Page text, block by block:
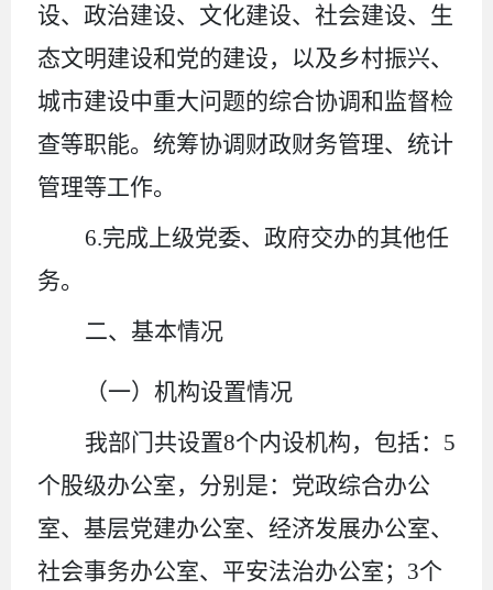
设、政治建设、文化建设、社会建设、生
态文明建设和党的建设，以及乡村振兴、
城市建设中重大问题的综合协调和监督检
查等职能。统筹协调财政财务管理、统计
管理等工作。
6.完成上级党委、政府交办的其他任
务。
二、 基本情况
（一）机构设置情况
我部门共设置8个内设机构，包括： 5
个股级办公室，分别是：党政综合办公
室、基层党建办公室、经济发展办公室、
社会事务办公室、平安法治办公室； 3个